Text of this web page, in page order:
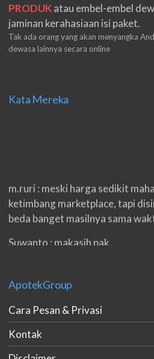
PRODUKatau embel-embel
jaminan kerahasiaan isi paket.
Tak ada orang yang akan menyangka
dewasa lainnya secara online
Kata Mereka
m.ruri : meski harga sedikit
ketimbang marketplace, tapi
beda banget masilnya sama
Suwanto : makasih pak.
double. beneran sama sekali
produknya. tetep jaga kualitas ya
eko padang : ko brang udh
gan. cpet bgt
ApotekGroup
Cara Pesan & Privasi
Kontak